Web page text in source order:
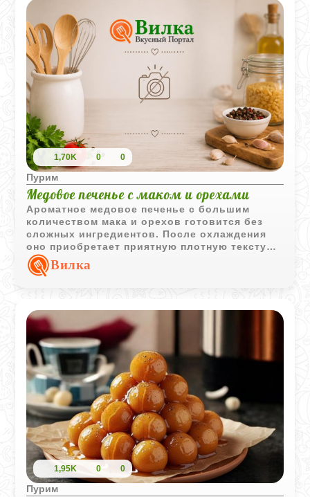
1,70K 0 0
Пурим
Медовое печенье с маком и орехами
Ароматное медовое печенье с большим
количеством мака и орехов готовится без
сложных ингредиентов. После охлаждения
оно приобретает приятную плотную текстуру
и насыщенный вкус с легкими нотками
корицы.
Вилка
1,95K 0 0
Пурим